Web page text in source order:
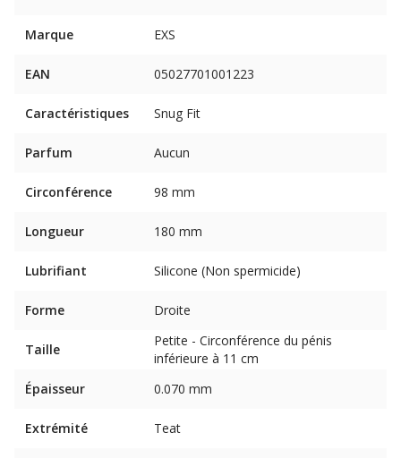
Marque EXS
EAN 05027701001223
Caractéristiques Snug Fit
Parfum Aucun
Circonférence 98 mm
Longueur 180 mm
Lubrifiant Silicone (Non spermicide)
Forme Droite
Taille
Petite - Circonférence du pénis
inférieure à 11 cm
Épaisseur
0.070 mm
Extrémité Teat